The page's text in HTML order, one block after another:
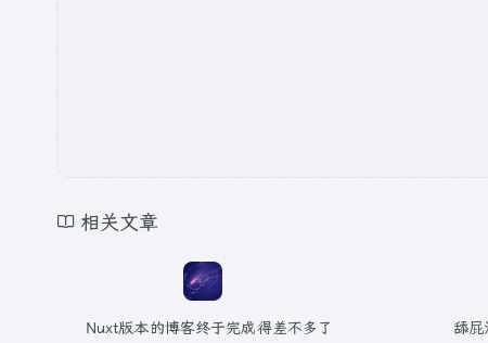
相关文章
Nuxt版本的博客终于完成得差不多了 舔屁